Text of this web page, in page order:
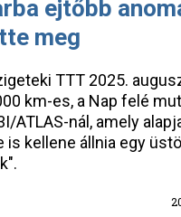
ejtőbb
meg
TTT 2025.
km-es, a Nap felé
ATLAS-nál, amely
is kellene állnia egy